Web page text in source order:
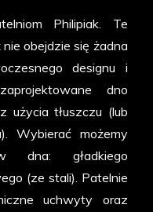
Philipiak. Te
obejdzie się żadna
designu i
dno
użycia tłuszczu (lub
Wybierać możemy
dna: gładkiego
(ze stali). Patelnie
uchwyty oraz